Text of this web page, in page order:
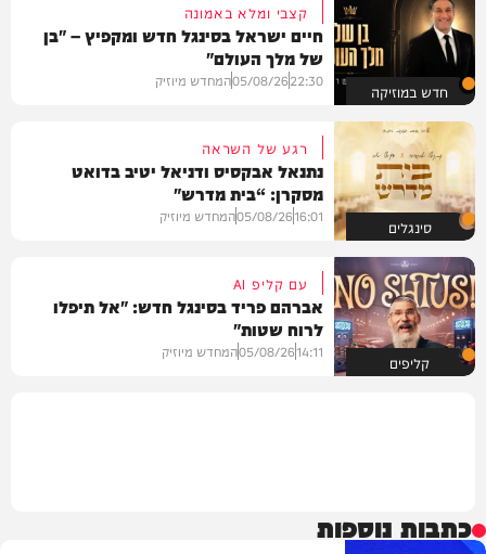
חדש במוזיקה
קצבי ומלא באמונה
חיים ישראל בסינגל חדש ומקפיץ – "בן
של מלך העולם"
22:30
05/08/26המחדש מיוזיק
סינגלים
רגע של השראה
נתנאל אבקסיס ודניאל יטיב בדואט
מסקרן: “בית מדרש"
16:01
05/08/26המחדש מיוזיק
קליפים
עם קליפ AI
אברהם פריד בסינגל חדש: "אל תיפלו
לרוח שטות"
14:11
05/08/26המחדש מיוזיק
כתבות נוספות